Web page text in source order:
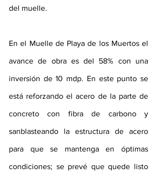
del muelle.
En el Muelle de Playa de los Muertos el
avance de obra es del 58% con una
inversión de 10 mdp. En este punto se
está reforzando el acero de la parte de
concreto con fibra de carbono y
sanblasteando la estructura de acero
para que se mantenga en óptimas
condiciones; se prevé que quede listo